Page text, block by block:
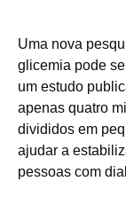
Uma nova
glicemia pode
um estudo
apenas quatro
divididos em
ajudar a
pessoas com